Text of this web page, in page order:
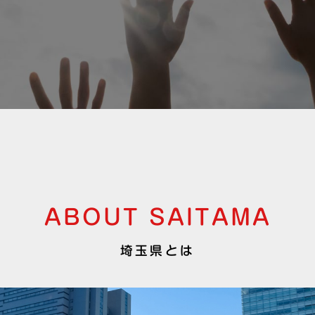
ABOUT SAITAMA
埼玉県とは